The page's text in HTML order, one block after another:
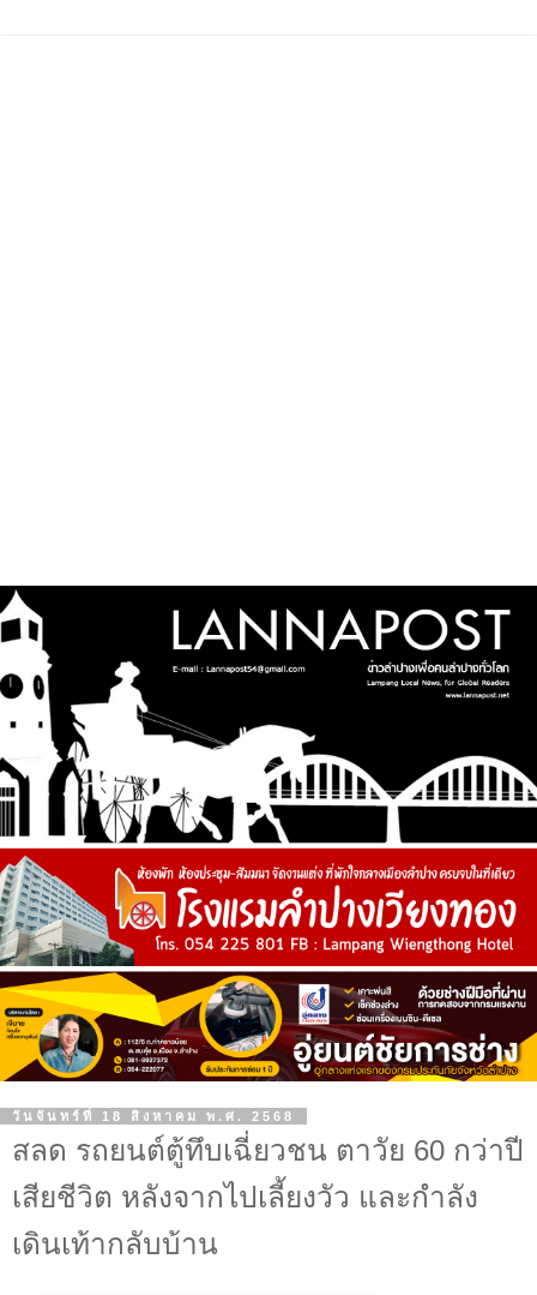
วันจันทร์ที่ 18 สิงหาคม พ.ศ. 2568
สลด รถยนต์ตู้ทึบเฉี่ยวชน ตาวัย 60 กว่าปี
เสียชีวิต หลังจากไปเลี้ยงวัว และกำลัง
เดินเท้ากลับบ้าน